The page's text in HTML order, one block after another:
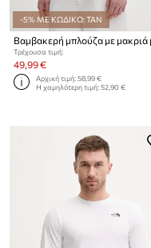
-5% ΜΕ ΚΩΔΙΚΟ: TAN
Τρέχουσα τιμή:
49,99 €
Αρχική τιμή:58,99 €
Η χαμηλότερη τιμή:52,90 €